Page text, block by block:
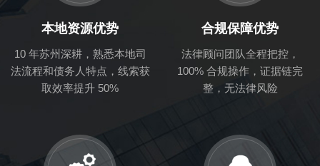
本地资源优势
10 年苏州深耕，熟悉本地司
法流程和债务人特点，线索获
取效率提升 50%
合规保障优势
法律顾问团队全程把控，
100% 合规操作，证据链完
整，无法律风险